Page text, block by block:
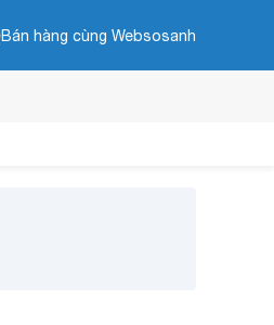
Bán hàng cùng Websosanh